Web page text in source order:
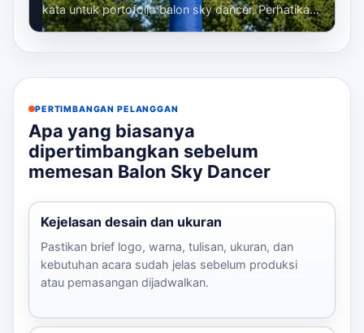
kata untuk portofolio balon sky dancer. Perhatikan
bahwa kita sudah membuat banyak...
PERTIMBANGAN PELANGGAN
Apa yang biasanya
dipertimbangkan sebelum
memesan Balon Sky Dancer
Kejelasan desain dan ukuran
Pastikan brief logo, warna, tulisan, ukuran, dan
kebutuhan acara sudah jelas sebelum produksi
atau pemasangan dijadwalkan.